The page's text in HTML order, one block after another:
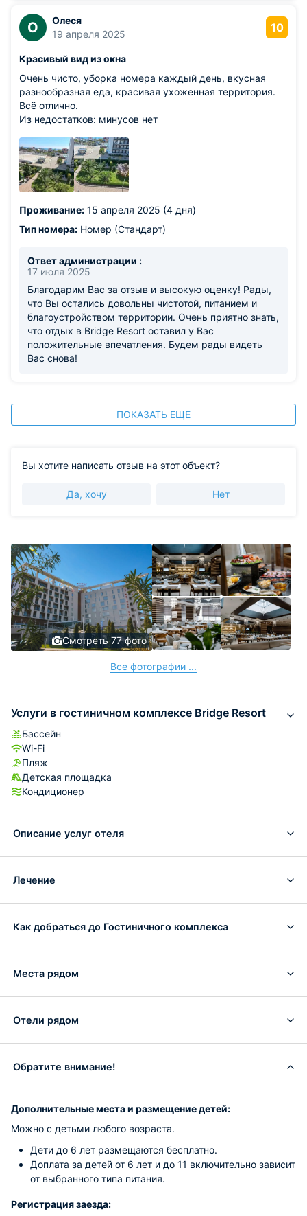
О
Олеся
19 апреля 2025
10
Красивый вид из окна
Очень чисто, уборка номера каждый день, вкусная
разнообразная еда, красивая ухоженная территория.
Всё отлично.
Из недостатков: минусов нет
Проживание: 15 апреля 2025 (4 дня)
Тип номера: Номер (Стандарт)
Ответ администрации :
17 июля 2025
Благодарим Вас за отзыв и высокую оценку! Рады,
что Вы остались довольны чистотой, питанием и
благоустройством территории. Очень приятно знать,
что отдых в Bridge Resort оставил у Вас
положительные впечатления. Будем рады видеть
Вас снова!
ПОКАЗАТЬ ЕЩЕ
Вы хотите написать отзыв на этот объект?
Да, хочу Нет
Смотреть 77 фото
Все фотографии ...
Услуги в гостиничном комплексе Bridge Resort
Бассейн
Wi-Fi
Пляж
Детская площадка
Кондиционер
Описание услуг отеля
Лечение
Как добраться до Гостиничного комплекса
Места рядом
Отели рядом
Обратите внимание!
Дополнительные места и размещение детей:
Можно с детьми любого возраста.
Дети до 6 лет размещаются бесплатно.
Доплата за детей от 6 лет и до 11 включительно зависит
от выбранного типа питания.
Регистрация заезда: